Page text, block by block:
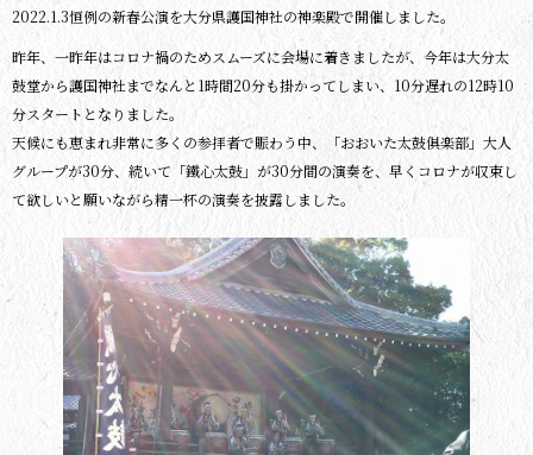
2022.1.3恒例の新春公演を大分県護国神社の神楽殿で開催しました。
昨年、一昨年はコロナ禍のためスムーズに会場に着きましたが、今年は大分太
鼓堂から護国神社までなんと1時間20分も掛かってしまい、10分遅れの12時10
分スタートとなりました。
天候にも恵まれ非常に多くの参拝者で賑わう中、「おおいた太鼓俱楽部」大人
グループが30分、続いて「鐵心太鼓」が30分間の演奏を、早くコロナが収束し
て欲しいと願いながら精一杯の演奏を披露しました。